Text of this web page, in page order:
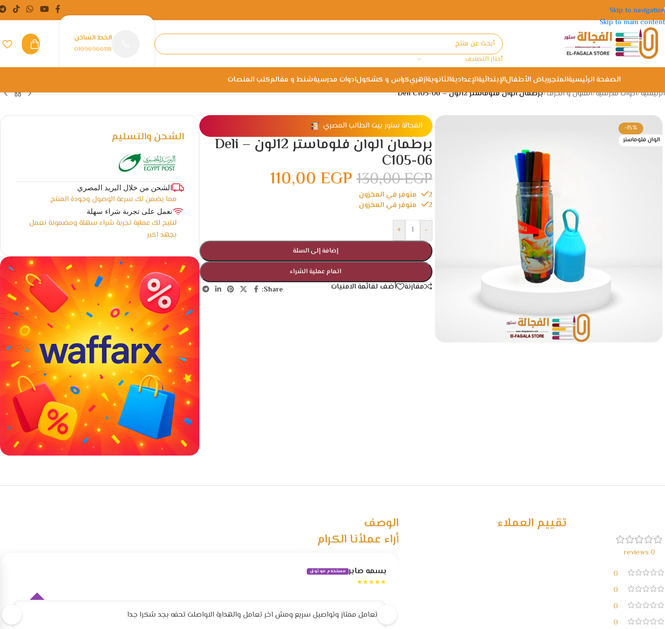
Skip to navigation
Skip to main content
أختار التصنيف
الخط الساخن
01096966118
الصفحة الرئيسيةالمتجررياض الأطفالالإبتدائيةالإعداديةالثانويةازهريكراس و كشكولادوات مدرسيةشنط و مقالمكتب المنصات
الرئيسية/ادوات مدرسية/الفنون و الحرف/برطمان الوان فلوماستر 12لون – Deli C105-06
-15%
الوان فلوماستر
الفجالة ستور بيت الطالب المصري
برطمان الوان فلوماستر 12لون – Deli
C105-06
130,00EGP
110,00 EGP
2 متوفر في المخزون
2 متوفر في المخزون
-
+
إضافة إلى السلة
اتمام عملية الشراء
مقارنة أضف لقائمة الامنيات Share:
الشحن والتسليم
الشحن من خلال البريد المصري
مما يضمن لك سرعة الوصول وجودة المنتج
نعمل على تجربة شراء سهلة
لنتيح لك عملية تجربة شراء سهلة ومضمونة نعمل
بجهد اكبر
مع waffarx
تقييم العملاء
0 reviews
0
0
0
0
الوصف
أراء عملأنا الكرام
بسمه صابر مستخدم موثوق
★★★★★
تعامل ممتاز وتواصيل سريع ومش اخر تعامل والهداية الاواصلت تحفه بجد شكرا جدا